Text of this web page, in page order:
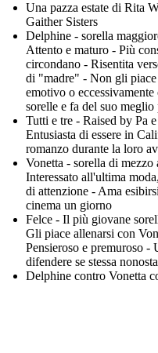
Una pazza estate di Rita
Gaither Sisters
Delphine - sorella
Attento e maturo - Più
circondano - Risentita
di "madre" - Non gli
emotivo o
sorelle e fa del suo
Tutti e tre - Raised by Pa
Entusiasta di essere in
romanzo durante la loro
Vonetta - sorella di
Interessato all'ultima
di attenzione - Ama
cinema un giorno
Felce - Il più giovane
Gli piace allenarsi con
Pensieroso e premuroso -
difendere se stessa
Delphine contro Vonetta